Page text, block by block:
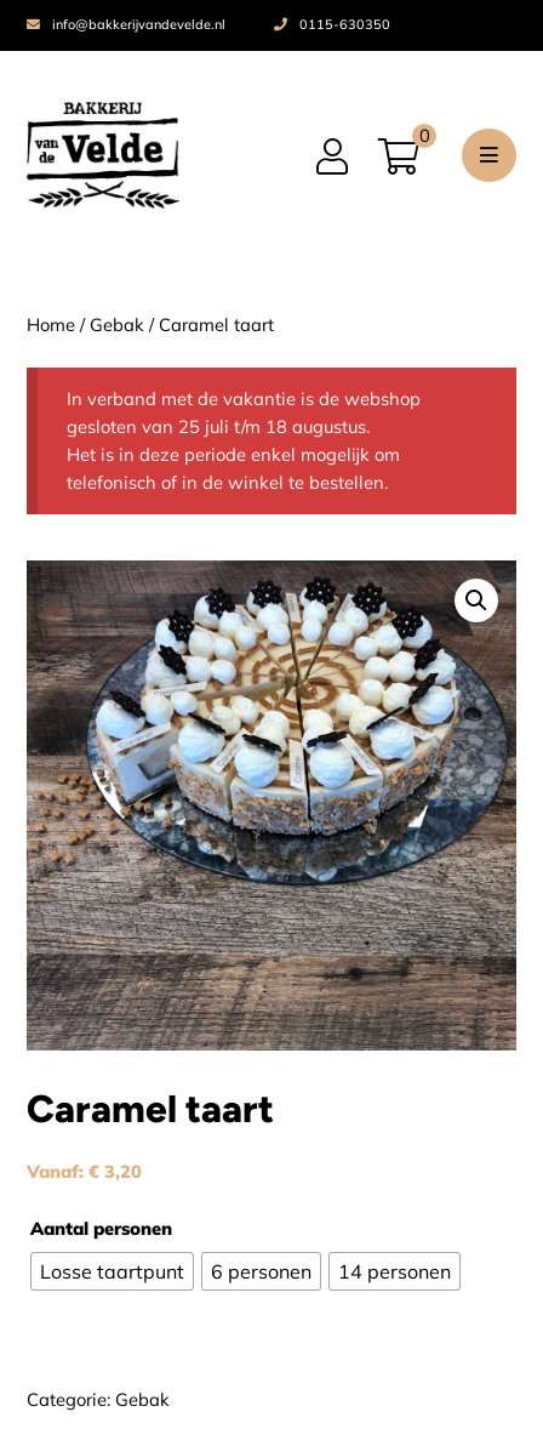
info@bakkerijvandevelde.nl 0115-630350
0
Home / Gebak / Caramel taart
In verband met de vakantie is de webshop
gesloten van 25 juli t/m 18 augustus.
Het is in deze periode enkel mogelijk om
telefonisch of in de winkel te bestellen.
Caramel taart
Vanaf:€ 3,20
Aantal personen
Losse taartpunt 6 personen 14 personen
Categorie: Gebak